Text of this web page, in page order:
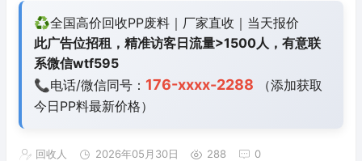
♻️全国高价回收PP废料｜厂家直收｜当天报价
此广告位招租，精准访客日流量>1500人，有意联
系微信wtf595
📞电话/微信同号： 176-xxxx-2288 （添加获取
今日PP料最新价格）
回收人 2026年05月30日 288 0